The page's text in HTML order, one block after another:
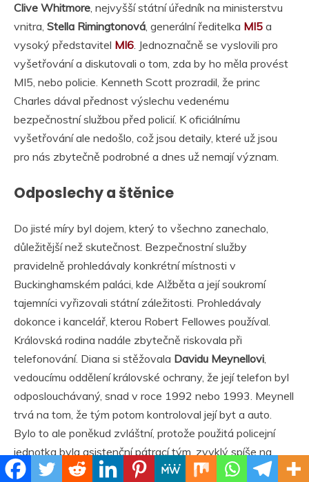
Clive Whitmore, nejvyšší státní úředník na ministerstvu
vnitra, Stella Rimingtonová, generální ředitelka MI5 a
vysoký představitel MI6. Jednoznačně se vyslovili pro
vyšetřování a diskutovali o tom, zda by ho měla provést
MI5, nebo policie. Kenneth Scott prozradil, že princ
Charles dával přednost výslechu vedenému
bezpečnostní službou před policií. K oficiálnímu
vyšetřování ale nedošlo, což jsou detaily, které už jsou
pro nás zbytečně podrobné a dnes už nemají význam.
Odposlechy a štěnice
Do jisté míry byl dojem, který to všechno zanechalo,
důležitější než skutečnost. Bezpečnostní služby
pravidelně prohledávaly konkrétní místnosti v
Buckinghamském paláci, kde Alžběta a její soukromí
tajemníci vyřizovali státní záležitosti. Prohledávaly
dokonce i kancelář, kterou Robert Fellowes používal.
Královská rodina nadále zbytečně riskovala při
telefonování. Diana si stěžovala Davidu Meynellovi,
vedoucímu oddělení královské ochrany, že její telefon byl
odposlouchávaný, snad v roce 1992 nebo 1993. Meynell
trvá na tom, že tým potom kontroloval její byt a auto.
Bylo to ale poněkud zvláštní, protože použitá policejní
jednotka byla asistenční pátrací tým, zvyklý spíše na
hledání úkrytů drog. Nebyli to specialisté, které